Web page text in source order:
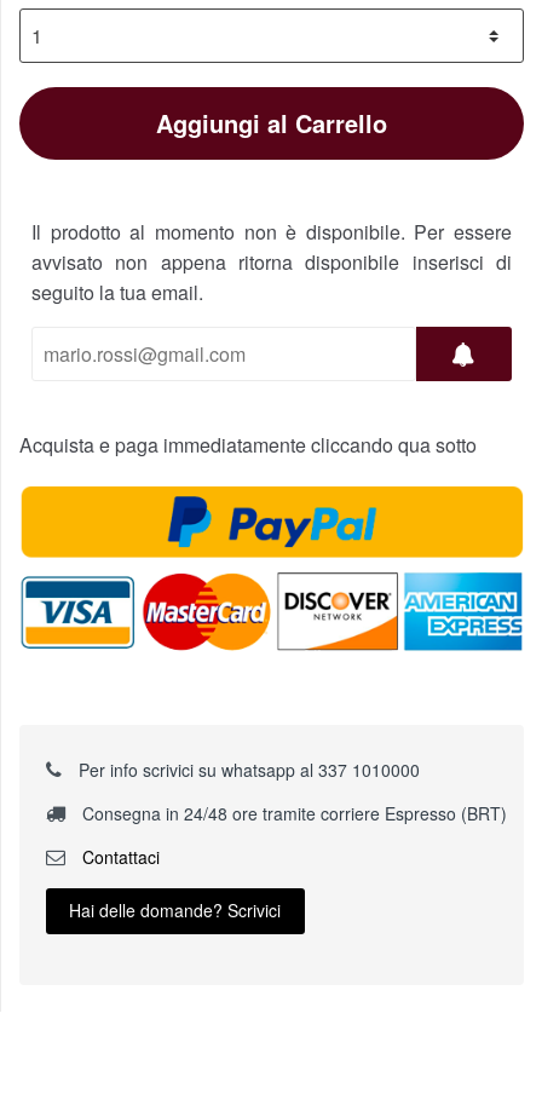
Aggiungi al Carrello
Il prodotto al momento non è disponibile. Per essere
avvisato non appena ritorna disponibile inserisci di
seguito la tua email.
Acquista e paga immediatamente cliccando qua sotto
Per info scrivici su whatsapp al 337 1010000
Consegna in 24/48 ore tramite corriere Espresso (BRT)
Contattaci
Hai delle domande? Scrivici